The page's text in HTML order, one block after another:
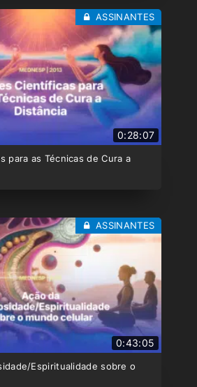
0:28:07
para as Técnicas de Cura a
ASSINANTES
0:43:05
Espiritualidade sobre o
ASSINANTES